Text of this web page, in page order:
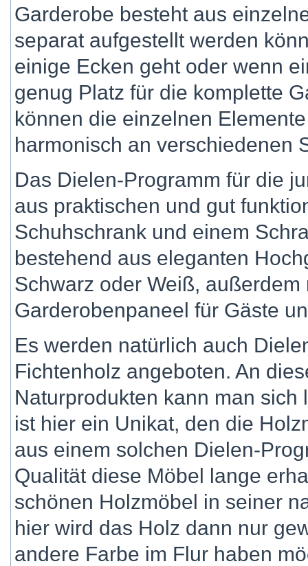
Garderobe besteht aus
separat aufgestellt werden
einige Ecken geht oder wenn
genug Platz für die komplette
können die einzelnen
harmonisch an verschiedenen
Das Dielen-Programm für die
aus praktischen und gut
Schuhschrank und einem
bestehend aus eleganten
Schwarz oder Weiß, außerdem
Garderobenpaneel für Gäste
Es werden natürlich auch
Fichtenholz angeboten. An
Naturprodukten kann man
ist hier ein Unikat, den die
aus einem solchen Dielen-
Qualität diese Möbel lange
schönen Holzmöbel in seiner
hier wird das Holz dann nur
andere Farbe im Flur haben